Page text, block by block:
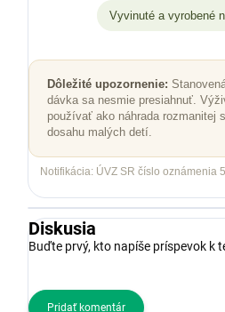
Vyvinuté a vyrobené
Dôležité upozornenie:
dávka sa nesmie presiahnuť.
používať ako náhrada rozmanitej
dosahu malých detí.
Notifikácia: ÚVZ SR číslo oznámenia
Diskusia
Buďte prvý, kto napíše príspevok k
Pridať komentár